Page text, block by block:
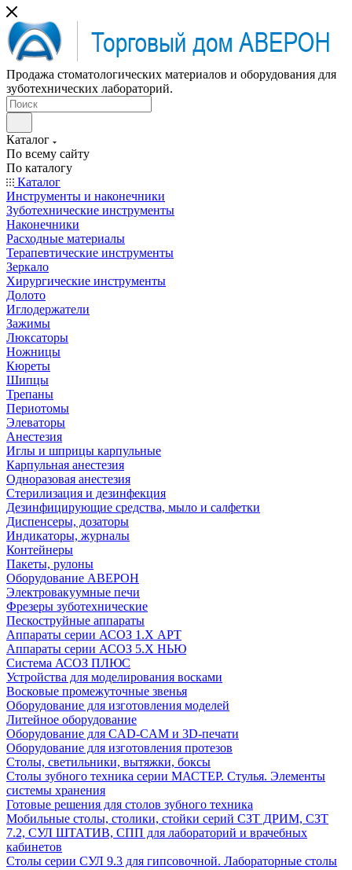
Продажа стоматологических материалов и оборудования для
зуботехнических лабораторий.
Каталог
По всему сайту
По каталогу
Каталог
Инструменты и наконечники
Зуботехнические инструменты
Наконечники
Расходные материалы
Терапевтические инструменты
Зеркало
Хирургические инструменты
Долото
Иглодержатели
Зажимы
Люксаторы
Ножницы
Кюреты
Шипцы
Трепаны
Периотомы
Элеваторы
Анестезия
Иглы и шприцы карпульные
Карпульная анестезия
Одноразовая анестезия
Стерилизация и дезинфекция
Дезинфицирующие средства, мыло и салфетки
Диспенсеры, дозаторы
Индикаторы, журналы
Контейнеры
Пакеты, рулоны
Оборудование АВЕРОН
Электровакуумные печи
Фрезеры зуботехнические
Пескоструйные аппараты
Аппараты серии АСОЗ 1.Х АРТ
Аппараты серии АСОЗ 5.Х НЬЮ
Система АСОЗ ПЛЮС
Устройства для моделирования восками
Восковые промежуточные звенья
Оборудование для изготовления моделей
Литейное оборудование
Оборудование для CAD-CAM и 3D-печати
Оборудование для изготовления протезов
Cтолы, светильники, вытяжки, боксы
Столы зубного техника серии МАСТЕР. Стулья. Элементы
системы хранения
Готовые решения для столов зубного техника
Мобильные столы, столики, стойки серий СЗТ ДРИМ, СЗТ
7.2, СУЛ ШТАТИВ, СПП для лабораторий и врачебных
кабинетов
Столы серии СУЛ 9.3 для гипсовочной. Лабораторные столы